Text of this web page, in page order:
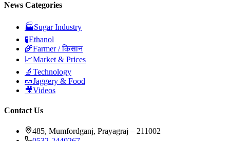
News Categories
🏭Sugar Industry
🧪Ethanol
🌾Farmer / किसान
📈Market & Prices
🔬 Technology
🍬Jaggery & Food
🎥Videos
Contact Us
485, Mumfordganj, Prayagraj – 211002